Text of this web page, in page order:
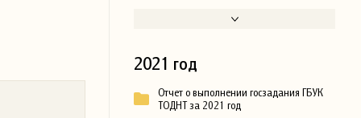
2021 год
Отчет о выполнении госзадания ГБУК
ТОДНТ за 2021 год